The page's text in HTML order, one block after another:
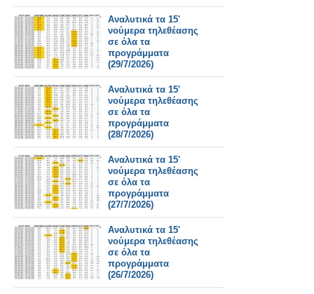
Αναλυτικά τα 15'
νούμερα τηλεθέασης
σε όλα τα
προγράμματα
(29/7/2026)
Αναλυτικά τα 15'
νούμερα τηλεθέασης
σε όλα τα
προγράμματα
(28/7/2026)
Αναλυτικά τα 15'
νούμερα τηλεθέασης
σε όλα τα
προγράμματα
(27/7/2026)
Αναλυτικά τα 15'
νούμερα τηλεθέασης
σε όλα τα
προγράμματα
(26/7/2026)